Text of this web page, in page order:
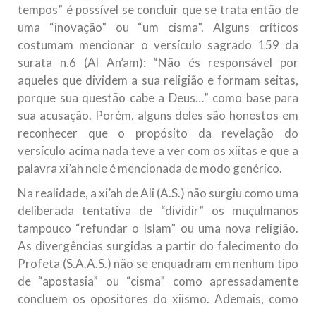
tempos” é possível se concluir que se trata então de
uma “inovação” ou “um cisma”. Alguns críticos
costumam mencionar o versículo sagrado 159 da
surata n.6 (Al An’am): “Não és responsável por
aqueles que dividem a sua religião e formam seitas,
porque sua questão cabe a Deus…” como base para
sua acusação. Porém, alguns deles são honestos em
reconhecer que o propósito da revelação do
versículo acima nada teve a ver com os xiitas e que a
palavra xi’ah nele é mencionada de modo genérico.
Na realidade, a xi’ah de Ali (A.S.) não surgiu como uma
deliberada tentativa de “dividir” os muçulmanos
tampouco “refundar o Islam” ou uma nova religião.
As divergências surgidas a partir do falecimento do
Profeta (S.A.A.S.) não se enquadram em nenhum tipo
de “apostasia” ou “cisma” como apressadamente
concluem os opositores do xiismo. Ademais, como